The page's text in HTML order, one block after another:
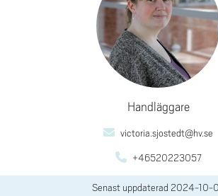
Handläggare
victoria.sjostedt@hv.se
+46520223057
Senast uppdaterad 2024-10-